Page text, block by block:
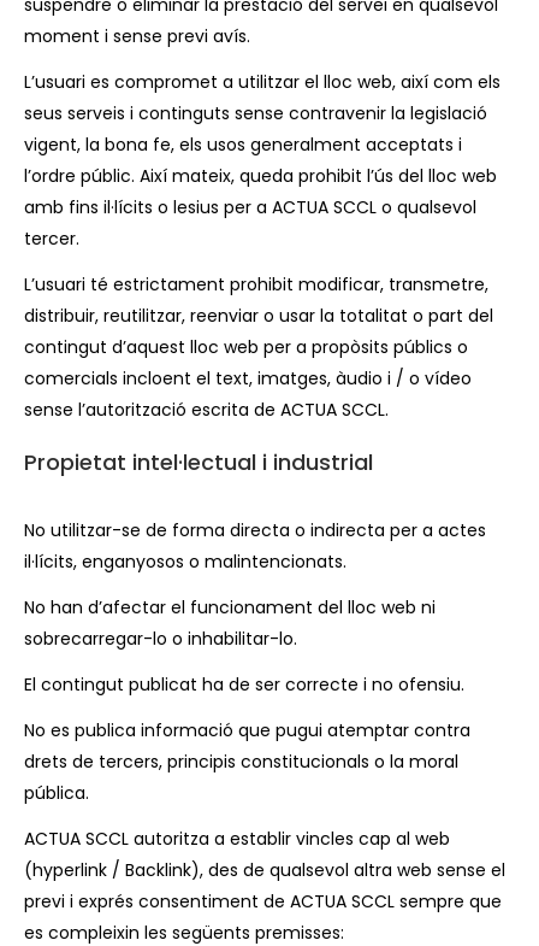
suspendre o eliminar la prestació del servei en qualsevol
moment i sense previ avís.
L’usuari es compromet a utilitzar el lloc web, així com els
seus serveis i continguts sense contravenir la legislació
vigent, la bona fe, els usos generalment acceptats i
l’ordre públic. Així mateix, queda prohibit l’ús del lloc web
amb fins il·lícits o lesius per a ACTUA SCCL o qualsevol
tercer.
L’usuari té estrictament prohibit modificar, transmetre,
distribuir, reutilitzar, reenviar o usar la totalitat o part del
contingut d’aquest lloc web per a propòsits públics o
comercials incloent el text, imatges, àudio i / o vídeo
sense l’autorització escrita de ACTUA SCCL.
Propietat intel·lectual i industrial
No utilitzar-se de forma directa o indirecta per a actes
il·lícits, enganyosos o malintencionats.
No han d’afectar el funcionament del lloc web ni
sobrecarregar-lo o inhabilitar-lo.
El contingut publicat ha de ser correcte i no ofensiu.
No es publica informació que pugui atemptar contra
drets de tercers, principis constitucionals o la moral
pública.
ACTUA SCCL autoritza a establir vincles cap al web
(hyperlink / Backlink), des de qualsevol altra web sense el
previ i exprés consentiment de ACTUA SCCL sempre que
es compleixin les següents premisses: